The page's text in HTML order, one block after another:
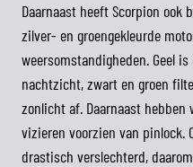
Daarnaast heeft Scorpion ook
zilver- en groengekleurde
weersomstandigheden. Geel
nachtzicht, zwart en groen
zonlicht af. Daarnaast
vizieren voorzien van pinlock.
drastisch verslechterd,